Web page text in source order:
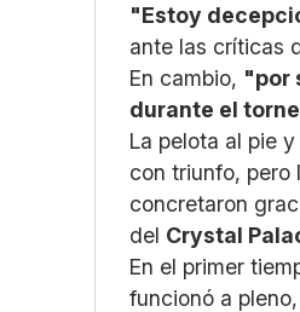
"Estoy
ante las críticas
En cambio, "por
durante el
La pelota al pie y
con triunfo, pero
concretaron
del Crystal
En el primer
funcionó a